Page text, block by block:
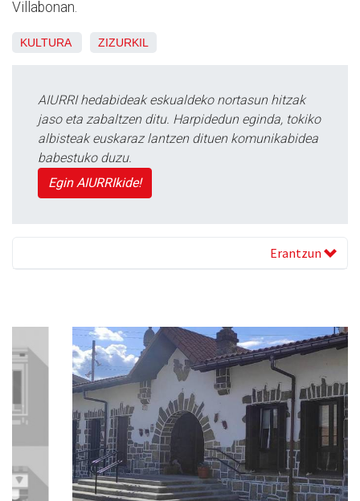
Villabonan.
KULTURA ZIZURKIL
AIURRI hedabideak eskualdeko nortasun hitzak
jaso eta zabaltzen ditu. Harpidedun eginda, tokiko
albisteak euskaraz lantzen dituen komunikabidea
babestuko duzu.
Egin AIURRIkide!
Erantzun